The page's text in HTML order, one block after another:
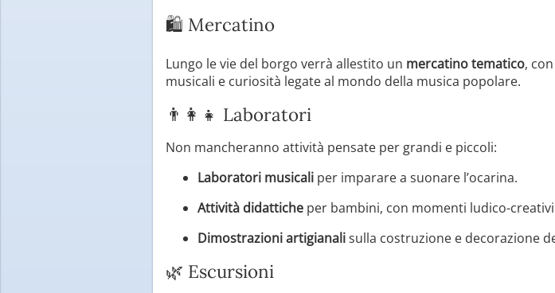
🛍️ Mercatino
Lungo le vie del borgo verrà allestito un mercatino tematico,
musicali e curiosità legate al mondo della musica popolare.
👨‍👩‍👧 Laboratori
Non mancheranno attività pensate per grandi e piccoli:
Laboratori musicali per imparare a suonare l’ocarina.
Attività didattiche per bambini, con momenti ludico-
Dimostrazioni artigianalisulla costruzione e decorazione
🌿 Escursioni